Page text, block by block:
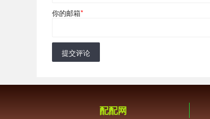
你的邮箱*
提交评论
配配网